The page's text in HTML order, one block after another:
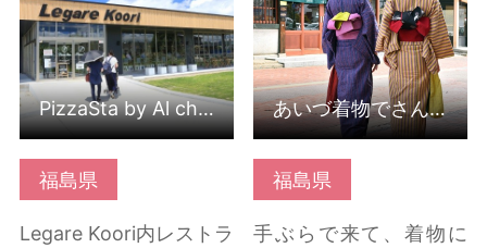
福島県
Legare Koori内レストラ
PizzaSta by Al ché cciano
福島県
手ぶらで来て、着物に
あいづ着物でさんぽ